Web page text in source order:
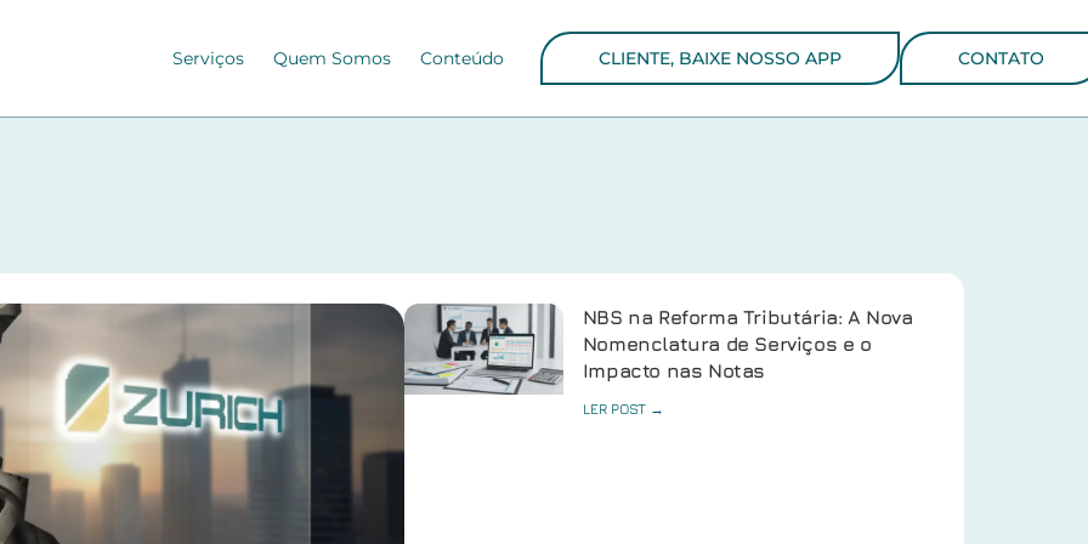
Serviços Quem Somos Conteúdo CLIENTE, BAIXE NOSSO APP CONTATO
NBS na Reforma Tributária: A Nova
Nomenclatura de Serviços e o
Impacto nas Notas
LER POST →